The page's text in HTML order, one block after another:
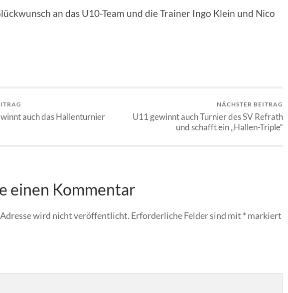
an das U10-Team und die Trainer Ingo Klein und Nico
auch das Hallenturnier
NÄCHSTER BEITRAG
U11 gewinnt auch Turnier des SV Refrath
und schafft ein „Hallen-Triple“
einen Kommentar
wird nicht veröffentlicht. Erforderliche Felder sind mit * markiert